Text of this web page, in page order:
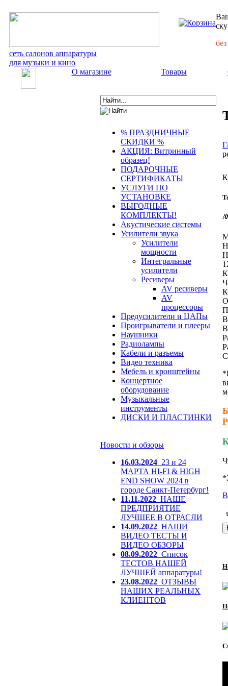
сеть салонов аппаратуры
для музыки и кино
О магазине Товары
% ПРАЗДНИЧНЫЕ
СКИДКИ %
АКЦИЯ: Витринный
образец!
ПОДАРОЧНЫЕ
СЕРТИФИКАТЫ
УСЛУГИ ПО
УСТАНОВКЕ
ВЫГОДНЫЕ
КОМПЛЕКТЫ!
Акустические системы
Усилители звука
Усилители
мощности
Интегральные
усилители
Ресиверы
AV ресиверы
AV
процессоры
Предусилители и ЦАПы
Проигрыватели и плееры
Наушники
Радиолампы
Кабели и разъемы
Видео техника
Мебель и кронштейны
Концертное
оборудование
Музыкальные
инструменты
ДИСКИ И ПЛАСТИНКИ
Новости и обзоры
16.03.2024 23 и 24
МАРТА HI-FI & HIGH
END SHOW 2024 в
городе Санкт-Петербург!
11.11.2022 НАШЕ
ПРЕДПРИЯТИЕ
ЛУЧШЕЕ В ОТРАСЛИ
14.09.2022 НАШИ
ВИДЕО ТЕСТЫ И
ВИДЕО ОБЗОРЫ
08.09.2022 Список
ТЕСТОВ НАШЕЙ
ЛУЧШЕЙ аппаратуры!
23.08.2022 ОТЗЫВЫ
НАШИХ РЕАЛЬНЫХ
КЛИЕНТОВ